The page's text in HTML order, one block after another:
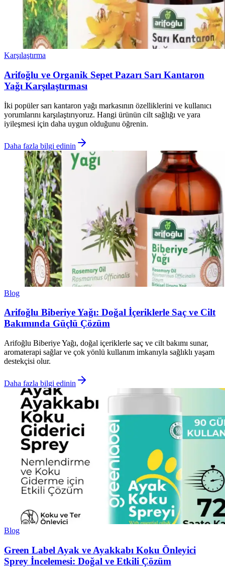
Karşılaştırma
Arifoğlu ve Organik Sepet Pazarı Sarı Kantaron
Yağı Karşılaştırması
İki popüler sarı kantaron yağı markasının özelliklerini ve kullanıcı
yorumlarını karşılaştırıyoruz. Hangi ürünün cilt sağlığı ve yara
iyileşmesi için daha uygun olduğunu öğrenin.
Daha fazla bilgi edinin
Blog
Arifoğlu Biberiye Yağı: Doğal İçeriklerle Saç ve Cilt
Bakımında Güçlü Çözüm
Arifoğlu Biberiye Yağı, doğal içeriklerle saç ve cilt bakımı sunar,
aromaterapi sağlar ve çok yönlü kullanım imkanıyla sağlıklı yaşam
destekçisi olur.
Daha fazla bilgi edinin
Blog
Green Label Ayak ve Ayakkabı Koku Önleyici
Sprey İncelemesi: Doğal ve Etkili Çözüm